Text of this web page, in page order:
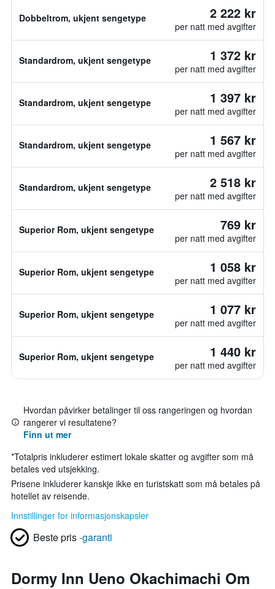
Dobbeltrom, ukjent sengetype 2 222 kr
per natt med avgifter
Standardrom, ukjent sengetype 1 372 kr
per natt med avgifter
Standardrom, ukjent sengetype 1 397 kr
per natt med avgifter
Standardrom, ukjent sengetype 1 567 kr
per natt med avgifter
Standardrom, ukjent sengetype 2 518 kr
per natt med avgifter
Superior Rom, ukjent sengetype 769 kr
per natt med avgifter
Superior Rom, ukjent sengetype 1 058 kr
per natt med avgifter
Superior Rom, ukjent sengetype 1 077 kr
per natt med avgifter
Superior Rom, ukjent sengetype 1 440 kr
per natt med avgifter
Hvordan påvirker betalinger til oss rangeringen og hvordan
rangerer vi resultatene?
Finn ut mer
*Totalpris inkluderer estimert lokale skatter og avgifter som må
betales ved utsjekking.
Prisene inkluderer kanskje ikke en turistskatt som må betales på
hotellet av reisende.
Innstillinger for informasjonskapsler
Beste pris-garanti
Dormy Inn Ueno Okachimachi Om